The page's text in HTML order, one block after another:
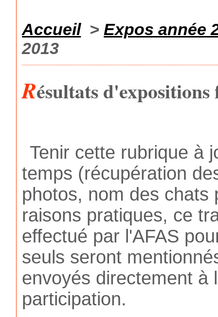
Accueil>Expos année
2013
Résultats
Tenir cette rubrique à
temps (récupération
photos, nom des chats
raisons pratiques, ce
effectué par l'AFAS
seuls seront
envoyés directement à
participation.